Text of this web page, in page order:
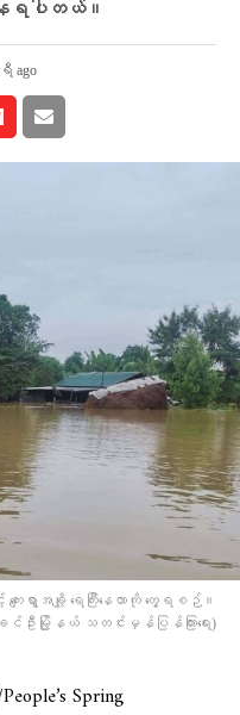
ေရပါတယ်။
ago
းရွာအချို့ ရေကြီးနေတာကို တွေ့ရစဉ်။
ဦးမြို့နယ် သတင်းမှန်ပြန်ကြားရေး)
Spring